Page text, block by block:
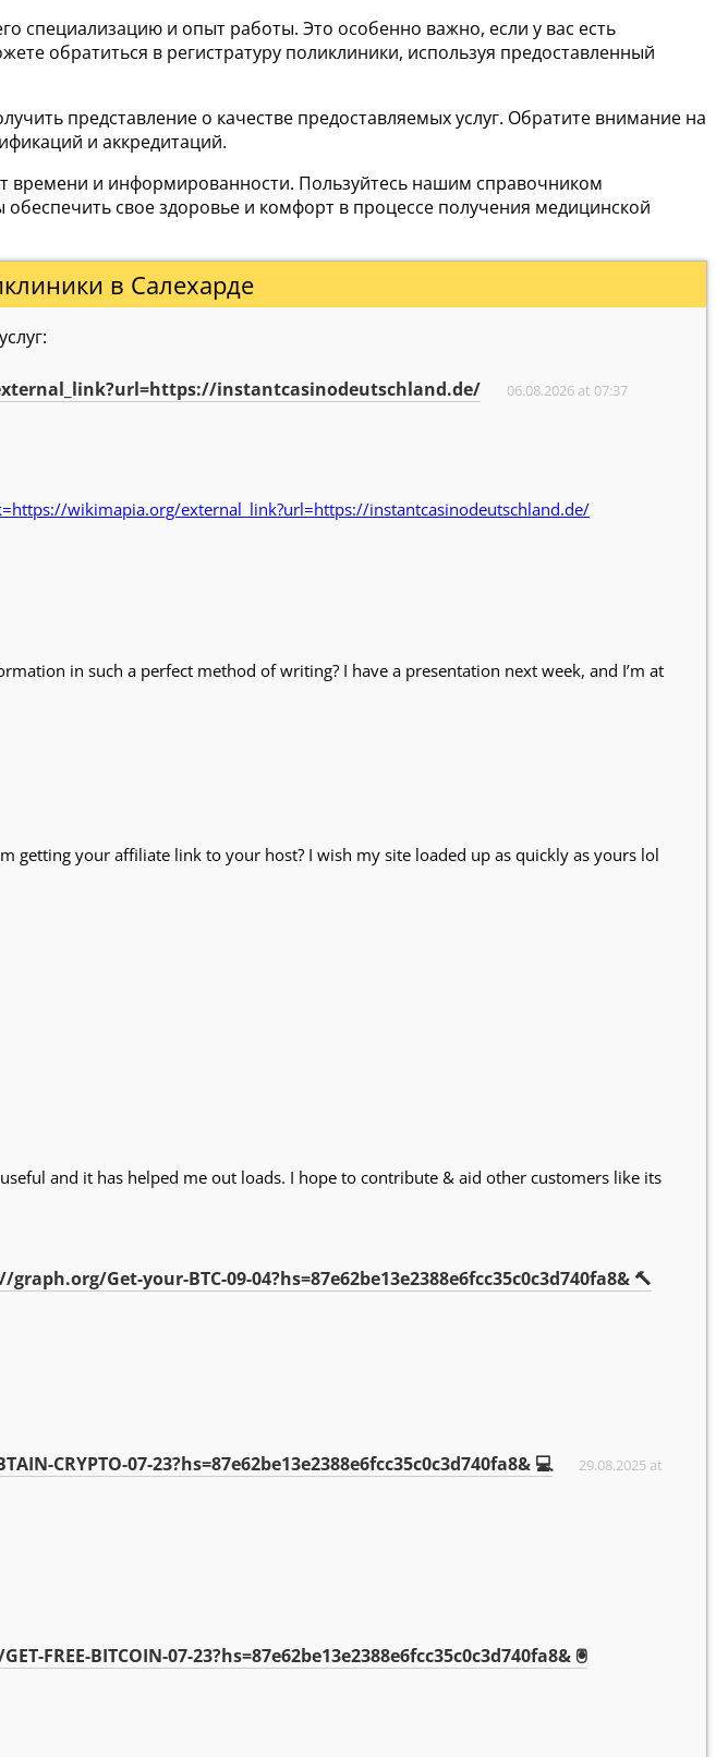
и опыт работы. Это особенно важно, если у вас есть
обратиться в регистратуру поликлиники, используя предоставленный
представление о качестве предоставляемых услуг. Обратите внимание на
и аккредитаций.
времени и информированности. Пользуйтесь нашим справочником
свое здоровье и комфорт в процессе получения медицинской
в Салехарде
instantcasinodeutschland.de/ 06.08.2026 at 07:37
wikimapia.org/external_link?url=https://instantcasinodeutschland.de/
in such a perfect method of writing? I have a presentation next week, and I’m at
getting your affiliate link to your host? I wish my site loaded up as quickly as yours lol
and it has helped me out loads. I hope to contribute & aid other customers like its
Get-your-BTC-09-04?hs=87e62be13e2388e6fcc35c0c3d740fa8& 🔨
CRYPTO-07-23?hs=87e62be13e2388e6fcc35c0c3d740fa8& 💻
29.08.2025 at
FREE-BITCOIN-07-23?hs=87e62be13e2388e6fcc35c0c3d740fa8& 🖲